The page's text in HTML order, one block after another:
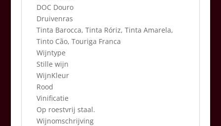
DOC Douro
Druivenras
Tinta Barocca, Tinta Róriz, Tinta Amarela,
Tinto Cão, Touriga Franca
Wijntype
Stille wijn
WijnKleur
Rood
Vinificatie
Op roestvrij staal.
Wijnomschrijving